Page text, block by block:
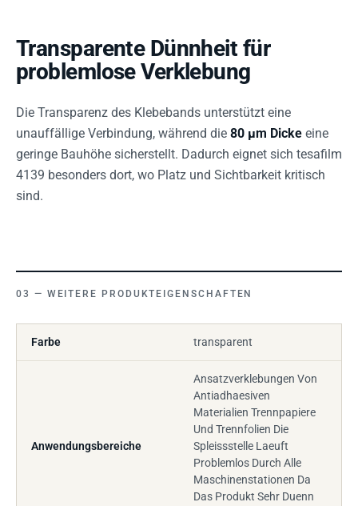
Transparente Dünnheit für
problemlose Verklebung
Die Transparenz des Klebebands unterstützt eine
unauffällige Verbindung, während die 80 µm Dicke eine
geringe Bauhöhe sicherstellt. Dadurch eignet sich tesafilm
4139 besonders dort, wo Platz und Sichtbarkeit kritisch
sind.
WEITERE PRODUKTEIGENSCHAFTEN
Farbe transparent
Anwendungsbereiche
Ansatzverklebungen Von
Antiadhaesiven
Materialien Trennpapiere
Und Trennfolien Die
Spleissstelle Laeuft
Problemlos Durch Alle
Maschinenstationen Da
Das Produkt Sehr Duenn